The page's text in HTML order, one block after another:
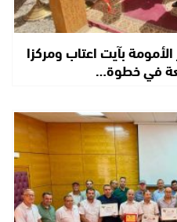
بآيت اعتاب ومركزا
في خطوة…